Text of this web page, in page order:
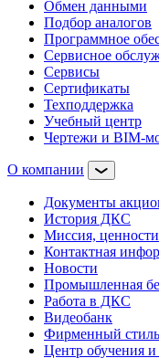
Обмен данными
Подбор аналогов
Программное
Сервисное
Сервисы
Сертификаты
Техподдержка
Учебный центр
Чертежи и BIM-
О компании
Документы
История ДКС
Миссия,
Контактная
Новости
Промышленная
Работа в ДКС
Видеобанк
Фирменный стиль
Центр обучения и